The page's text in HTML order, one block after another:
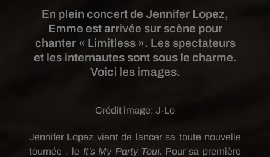
En plein concert de Jennifer Lopez,
Emme est arrivée sur scène pour
chanter « Limitless ». Les spectateurs
et les internautes sont sous le charme.
Voici les images.
Crédit image: J-Lo
Jennifer Lopez vient de lancer sa toute nouvelle
tournée : le It’s My Party Tour. Pour sa première